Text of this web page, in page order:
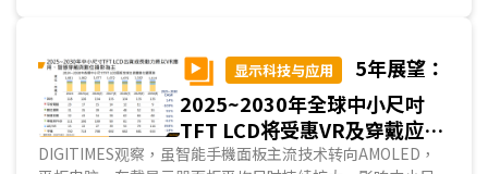
信诺则透过引进新兴AMOLED生产技术设置8.6代产线，因
此，DIGITIMES预测，若不计WOLED、QD-OLED产能，
2027年中系 AMOLED面板产能可望超越韩厂...
显示科技与应用
5年展望：
2025~2030年全球中小尺吋
TFT LCD将受惠VR及穿戴应
用 预估出货量CAGR为1%
DIGITIMES观察，虽智能手機面板主流技术转向AMOLED，